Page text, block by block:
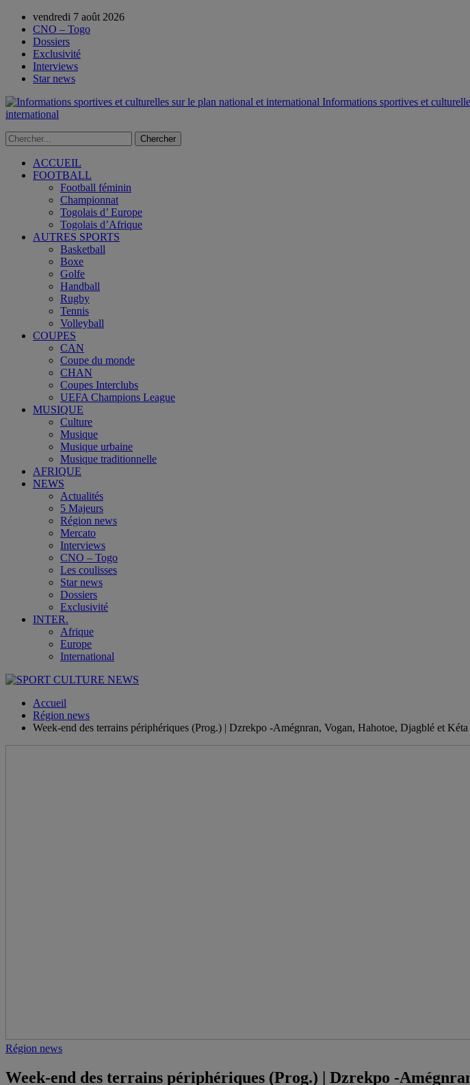
vendredi 7 août 2026
CNO – Togo
Dossiers
Exclusivité
Interviews
Star news
Informations sportives et
international
ACCUEIL
FOOTBALL
Football féminin
Championnat
Togolais d’ Europe
Togolais d’Afrique
AUTRES SPORTS
Basketball
Boxe
Golfe
Handball
Rugby
Tennis
Volleyball
COUPES
CAN
Coupe du monde
CHAN
Coupes Interclubs
UEFA Champions League
MUSIQUE
Culture
Musique
Musique urbaine
Musique traditionnelle
AFRIQUE
NEWS
Actualités
5 Majeurs
Région news
Mercato
Interviews
CNO – Togo
Les coulisses
Star news
Dossiers
Exclusivité
INTER.
Afrique
Europe
International
Accueil
Région news
Week-end des terrains périphériques (Prog.) | Dzrekpo -Amégnran, Vogan, Hahotoe, Djagblé et
Région news
Week-end des terrains périphériques (Prog.) | Dzrekpo -